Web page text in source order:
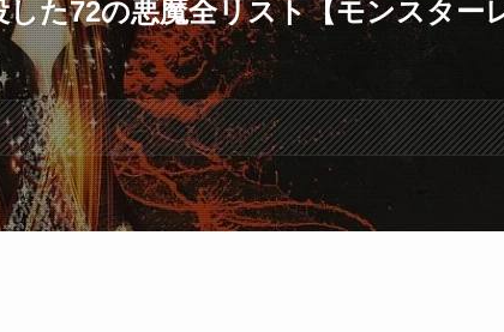
た72の悪魔全リスト【モンスター